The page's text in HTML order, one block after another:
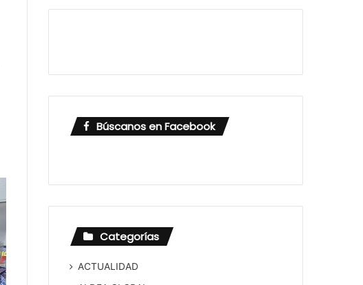
Búscanos en Facebook
Categorías
ACTUALIDAD